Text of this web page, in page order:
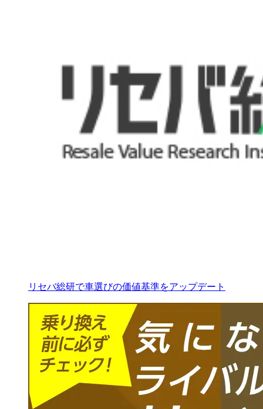
リセバ総研で車選びの価値基準をアップデート